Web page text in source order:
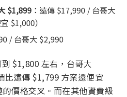
$1,899 ：遠傳 $17,990 / 台哥大
$1,000）
/ 台哥大 $2,990
$1,800 左右，台哥大
比遠傳 $1,799 方案還便宜
價格交叉。而在其他資費級